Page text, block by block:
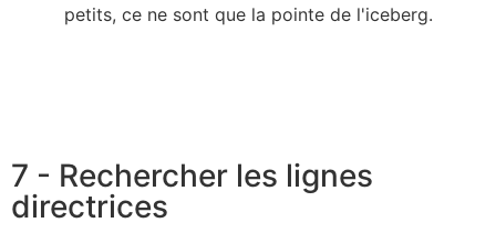
petits, ce ne sont que la pointe de l'iceberg.
7 - Rechercher les lignes
directrices